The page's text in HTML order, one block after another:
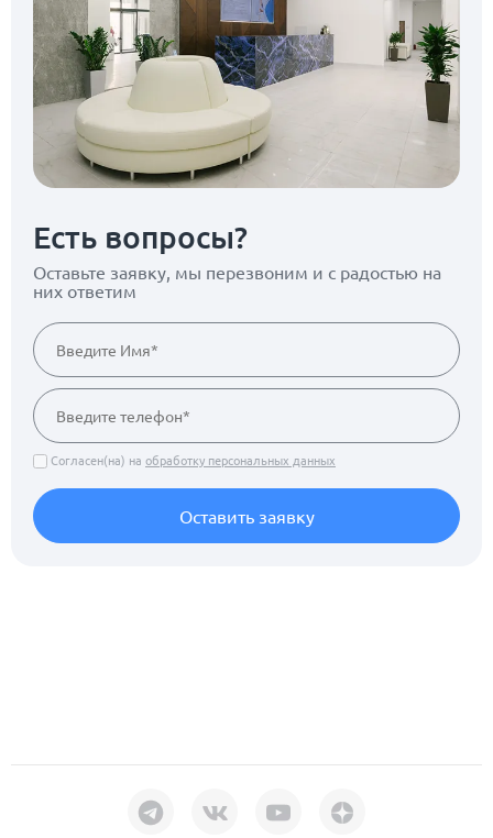
Есть вопросы?
Оставьте заявку, мы перезвоним и с радостью на
них ответим
Согласен(на) на обработку персональных данных
Оставить заявку